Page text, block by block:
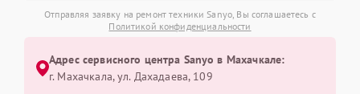
Отправляя заявку на ремонт техники Sanyo, Вы соглашаетесь с
Политикой конфиденциальности
Адрес сервисного центра Sanyo в Махачкале:
г. Махачкала, ул. Дахадаева, 109